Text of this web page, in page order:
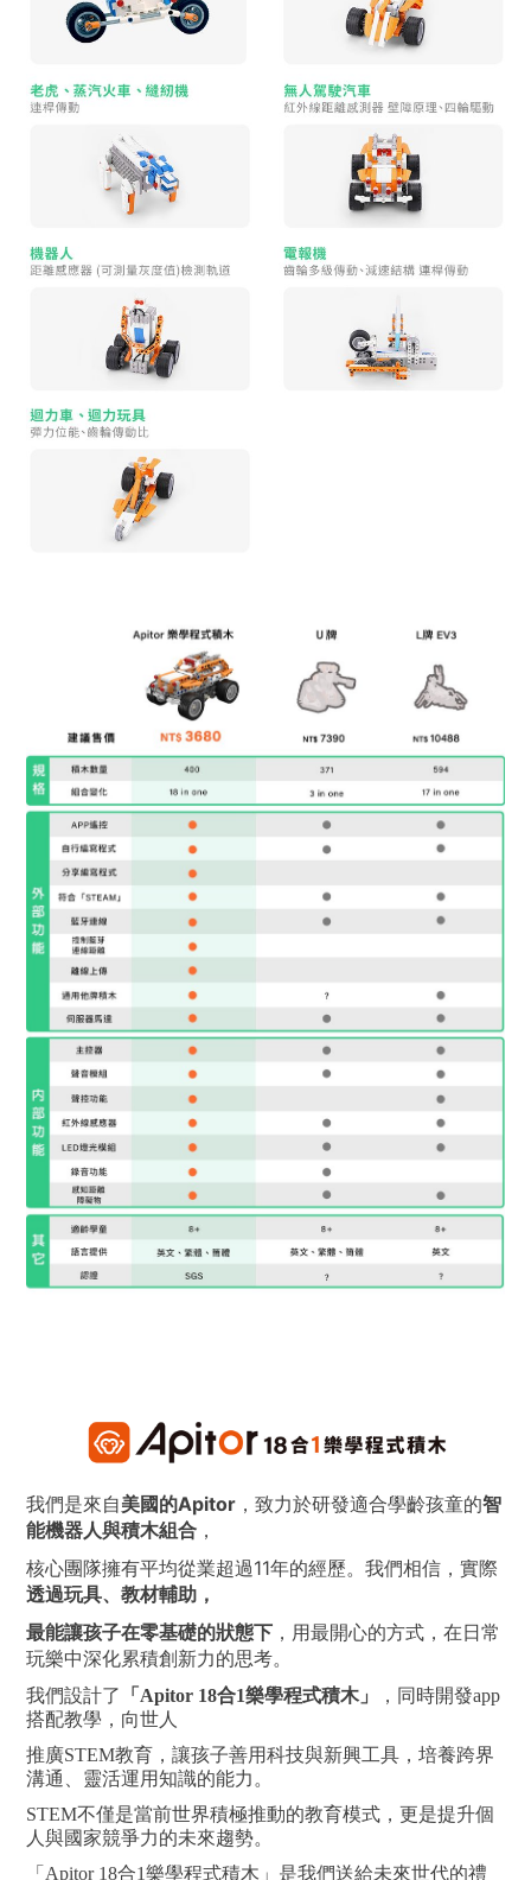
我們是來自美國的Apitor ，致力於研發適合學齡孩童的智
能機器人與積木組合 ，
核心團隊擁有平均從業超過11年的經歷。我們相信，實際
透過玩具、教材輔助，
最能讓孩子在零基礎的狀態下 ，用最開心的方式，在日常
玩樂中深化累積創新力的思考。
我們設計了 「Apitor 18合1樂學程式積木」
，同時開發app
搭配教學，向世人
推廣STEM教育，讓孩子善用科技與新興工具，培養跨界
溝通、靈活運用知識的能力。
STEM不僅是當前世界積極推動的教育模式，更是提升個
人與國家競爭力的未來趨勢。
「Apitor 18合1樂學程式積木」是我們送給未來世代的禮